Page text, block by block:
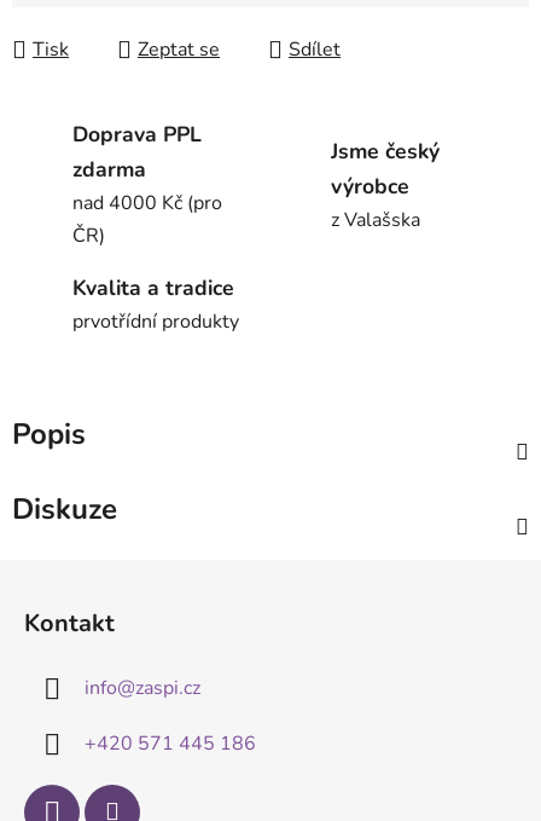
Tisk Zeptat se Sdílet
Doprava PPL
zdarma
nad 4000 Kč (pro
ČR)
Jsme český
výrobce
z Valašska
Kvalita a tradice
prvotřídní produkty
Popis
Diskuze
Kontakt
info@zaspi.cz
+420 571 445 186